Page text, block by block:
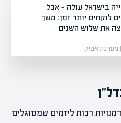
בישראל עולה — אבל
לוקחים יותר זמן: משך
את שלוש השנים
רבות ליזמים שמסוגלים